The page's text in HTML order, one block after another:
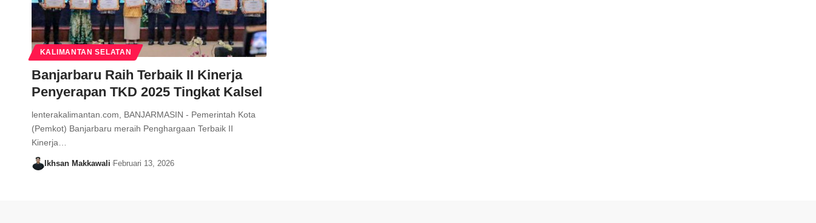
KALIMANTAN SELATAN
Banjarbaru Raih Terbaik II Kinerja
Penyerapan TKD 2025 Tingkat Kalsel
lenterakalimantan.com, BANJARMASIN - Pemerintah Kota
(Pemkot) Banjarbaru meraih Penghargaan Terbaik II
Kinerja…
Ikhsan Makkawali Februari 13, 2026